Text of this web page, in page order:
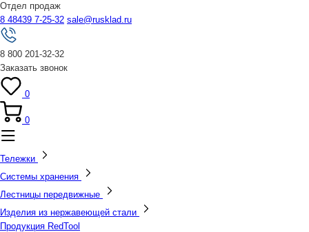
Отдел продаж
8 48439 7-25-32 sale@rusklad.ru
8 800 201-32-32
Заказать звонок
0
0
Тележки
Системы хранения
Лестницы передвижные
Изделия из нержавеющей стали
Продукция RedTool